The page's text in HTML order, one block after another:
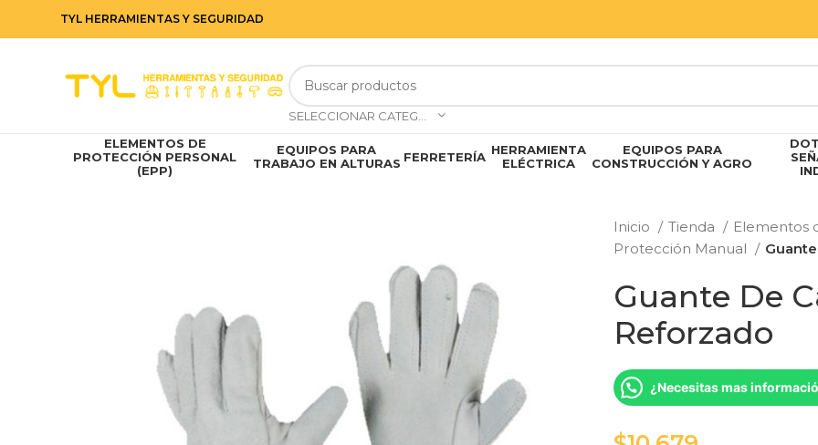
TYL HERRAMIENTAS Y SEGURIDAD
ELEMENTOS DE
PROTECCIÓN PERSONAL
(EPP)
EQUIPOS PARA
TRABAJO EN ALTURAS FERRETERÍA HERRAMIENTA
ELÉCTRICA
EQUIPOS PARA
CONSTRUCCIÓN Y AGRO
Inicio Tienda
Elementos
Protección Manual
Guante De
Reforzado
¿Necesitas mas